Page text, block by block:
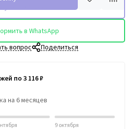
в WhatsApp
вопрос Поделиться
по 3 116 ₽
на 6 месяцев
9 октября